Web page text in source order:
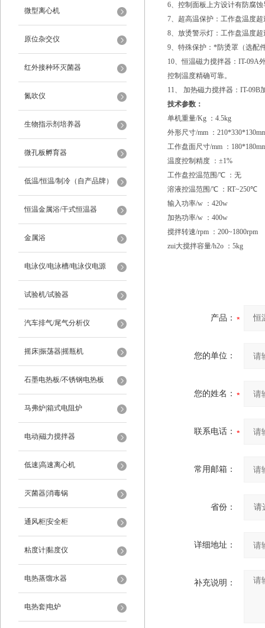
微型离心机
原位杂交仪
红外接种环灭菌器
氮吹仪
生物指示剂培养器
微孔板孵育器
低温/恒温/制冷（自产品牌）
恒温金属浴/干式恒温器
金属浴
电泳仪/电泳槽/电泳仪电源
试验机/试验器
汽车排气/尾气分析仪
摇床|振荡器|摇瓶机
石墨电热板/不锈钢电热板
马弗炉|箱式电阻炉
电动|磁力搅拌器
低速|高速离心机
灭菌器|消毒锅
通风柜|安全柜
粘度计|黏度仪
电热蒸馏水器
电热套|电炉
6、控制面板上方设计有防腐
7、超高温保护：工作盘温度
8、放烫警示灯：工作盘温度
9、特殊保护：*防烫罩（选配
10、恒温磁力搅拌器：IT-09A
控制温度精确可靠。
11、 加热磁力搅拌器：IT-
技术参数：
单机重量/Kg ：4.5kg
外形尺寸/mm ：
工作盘面尺寸/mm ：
温度控制精度 ：±1%
工作盘控温范围/℃ ：无
溶液控温范围/℃ ：RT~250℃
输入功率/w ：420w
加热功率/w ：400w
搅拌转速/rpm ：200~1800rpm
zui大搅拌容量/h2o ：5kg
产品：
您的单位：
您的姓名：
联系电话：
常用邮箱：
省份：
详细地址：
补充说明：